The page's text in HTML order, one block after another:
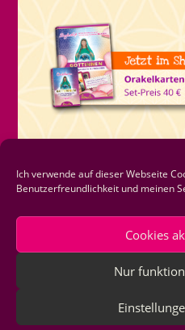
Ich verwende auf dieser Webseite
Benutzerfreundlichkeit und meinen
Cookies
Nur
Sandra Tants